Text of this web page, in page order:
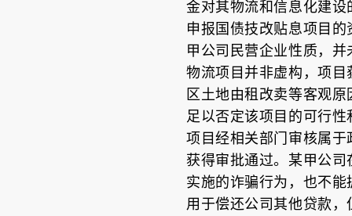
金对其物流和信息化建
申报国债技改贴息项目
甲公司民营企业性质，
物流项目并非虚构，项
区土地由租改卖等客观
足以否定该项目的可行
项目经相关部门审核属
获得审批通过。某甲公
实施的诈骗行为，也不
用于偿还公司其他贷款